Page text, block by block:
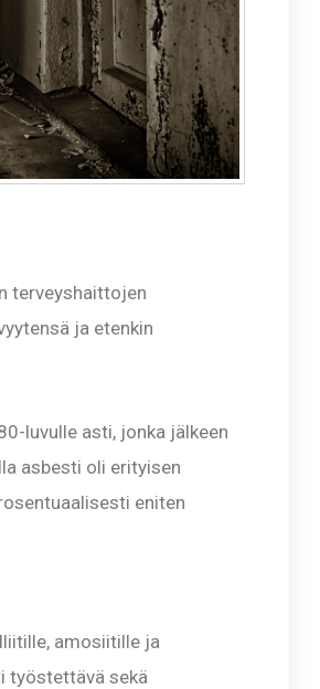
terveyshaittojen
ja etenkin
luvulle asti, jonka jälkeen
asbesti oli erityisen
eniten
amosiitille ja
työstettävä sekä